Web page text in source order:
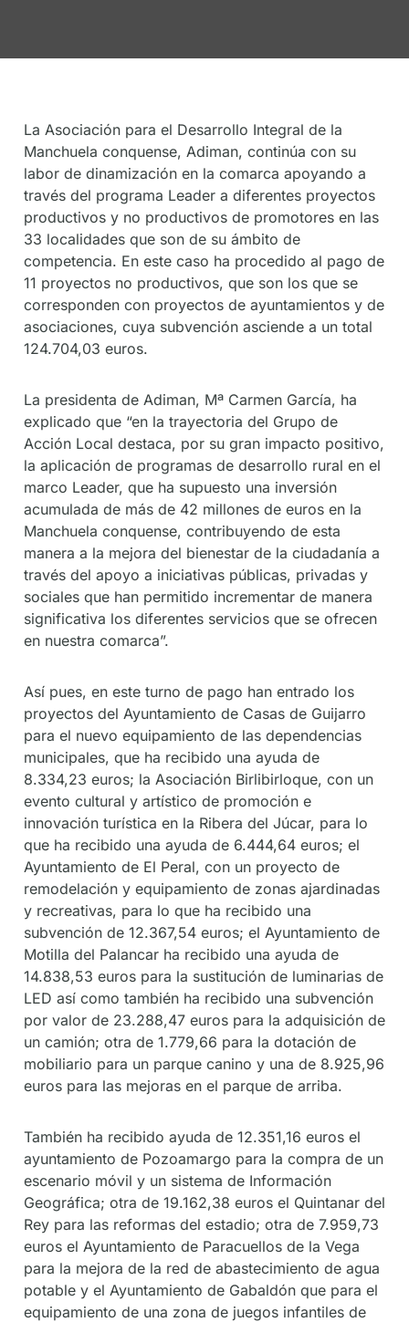
La Asociación para el Desarrollo Integral de la
Manchuela conquense, Adiman, continúa con su
labor de dinamización en la comarca apoyando a
través del programa Leader a diferentes proyectos
productivos y no productivos de promotores en las
33 localidades que son de su ámbito de
competencia. En este caso ha procedido al pago de
11 proyectos no productivos, que son los que se
corresponden con proyectos de ayuntamientos y de
asociaciones, cuya subvención asciende a un total
124.704,03 euros.
La presidenta de Adiman, Mª Carmen García, ha
explicado que “en la trayectoria del Grupo de
Acción Local destaca, por su gran impacto positivo,
la aplicación de programas de desarrollo rural en el
marco Leader, que ha supuesto una inversión
acumulada de más de 42 millones de euros en la
Manchuela conquense, contribuyendo de esta
manera a la mejora del bienestar de la ciudadanía a
través del apoyo a iniciativas públicas, privadas y
sociales que han permitido incrementar de manera
significativa los diferentes servicios que se ofrecen
en nuestra comarca”.
Así pues, en este turno de pago han entrado los
proyectos del Ayuntamiento de Casas de Guijarro
para el nuevo equipamiento de las dependencias
municipales, que ha recibido una ayuda de
8.334,23 euros; la Asociación Birlibirloque, con un
evento cultural y artístico de promoción e
innovación turística en la Ribera del Júcar, para lo
que ha recibido una ayuda de 6.444,64 euros; el
Ayuntamiento de El Peral, con un proyecto de
remodelación y equipamiento de zonas ajardinadas
y recreativas, para lo que ha recibido una
subvención de 12.367,54 euros; el Ayuntamiento de
Motilla del Palancar ha recibido una ayuda de
14.838,53 euros para la sustitución de luminarias de
LED así como también ha recibido una subvención
por valor de 23.288,47 euros para la adquisición de
un camión; otra de 1.779,66 para la dotación de
mobiliario para un parque canino y una de 8.925,96
euros para las mejoras en el parque de arriba.
También ha recibido ayuda de 12.351,16 euros el
ayuntamiento de Pozoamargo para la compra de un
escenario móvil y un sistema de Información
Geográfica; otra de 19.162,38 euros el Quintanar del
Rey para las reformas del estadio; otra de 7.959,73
euros el Ayuntamiento de Paracuellos de la Vega
para la mejora de la red de abastecimiento de agua
potable y el Ayuntamiento de Gabaldón que para el
equipamiento de una zona de juegos infantiles de